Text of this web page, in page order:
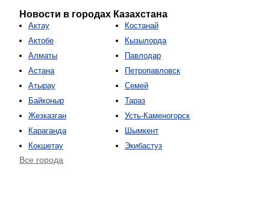
Новости в городах Казахстана
Актау
Актобе
Алматы
Астана
Атырау
Байконыр
Жезказган
Караганда
Кокшетау
Костанай
Кызылорда
Павлодар
Петропавловск
Семей
Тараз
Усть-Каменогорск
Шымкент
Экибастуз
Все города